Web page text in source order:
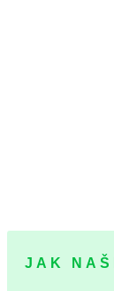
JAK